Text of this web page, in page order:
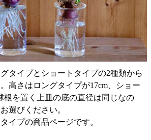
タイプとショートタイプの2種類から
高さはロングタイプが17cm、ショー
根を置く上皿の底の直径は同じなの
選びください。
イプの商品ページです。